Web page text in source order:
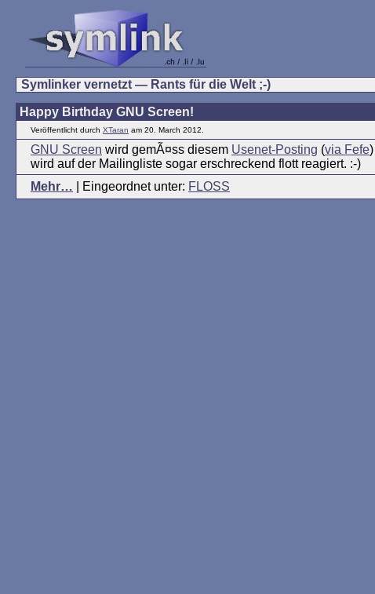
Symlinker vernetzt — Rants für die Welt ;-)
Happy Birthday GNU Screen!
Veröffentlicht durch XTaran am 20. March 2012.
GNU Screen wird gemÃ¤ss diesem Usenet-Posting (via Fefe
wird auf der Mailingliste sogar erschreckend flott reagiert. :-)
Mehr… | Eingeordnet unter: FLOSS